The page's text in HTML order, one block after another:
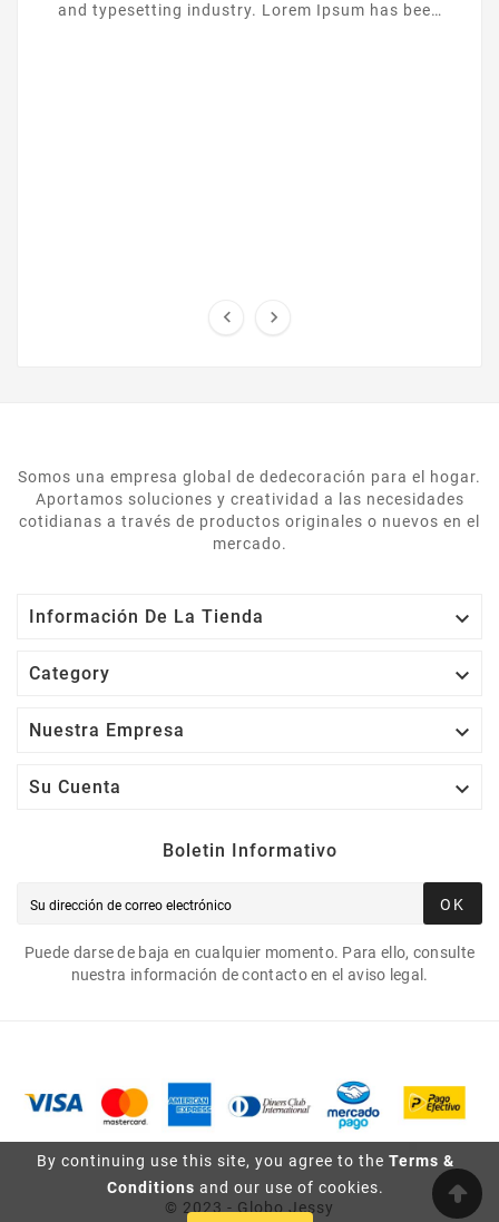
By continuing use this site, you agree to the Terms &
Conditions and our use of cookies.
and typesetting industry. Lorem Ipsum has been
 
Somos una empresa global de dedecoración para el hogar.
Aportamos soluciones y creatividad a las necesidades
cotidianas a través de productos originales o nuevos en el
mercado.
Información De La Tienda 
Category 
Nuestra Empresa 
Su Cuenta 
Boletin Informativo
OK
Puede darse de baja en cualquier momento. Para ello, consulte
nuestra información de contacto en el aviso legal.
© 2023 - Globo Jessy